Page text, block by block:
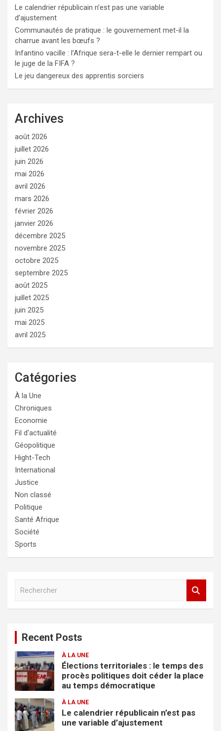
Le calendrier républicain n’est pas une variable
d’ajustement
Communautés de pratique : le gouvernement met-il la
charrue avant les bœufs ?
Infantino vacille : l’Afrique sera-t-elle le dernier rempart ou
le juge de la FIFA ?
Le jeu dangereux des apprentis sorciers
Archives
août 2026
juillet 2026
juin 2026
mai 2026
avril 2026
mars 2026
février 2026
janvier 2026
décembre 2025
novembre 2025
octobre 2025
septembre 2025
août 2025
juillet 2025
juin 2025
mai 2025
avril 2025
Catégories
À la Une
Chroniques
Economie
Fil d'actualité
Géopolitique
Hight-Tech
International
Justice
Non classé
Politique
Santé Afrique
Société
Sports
c
h
e
r
Recent Posts
À LA UNE
Élections territoriales : le temps des
procès politiques doit céder la place
au temps démocratique
À LA UNE
Le calendrier républicain n’est pas
une variable d’ajustement